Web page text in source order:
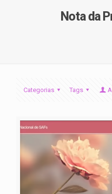
Nota da
Categorias Tags